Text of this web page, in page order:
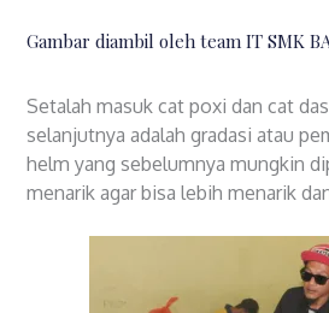
Gambar diambil oleh team IT SMK
Setalah masuk cat poxi dan cat
selanjutnya adalah gradasi atau
helm yang sebelumnya mungkin
menarik agar bisa lebih menarik